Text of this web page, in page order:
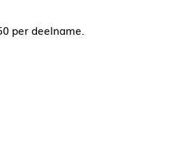
per deelname.